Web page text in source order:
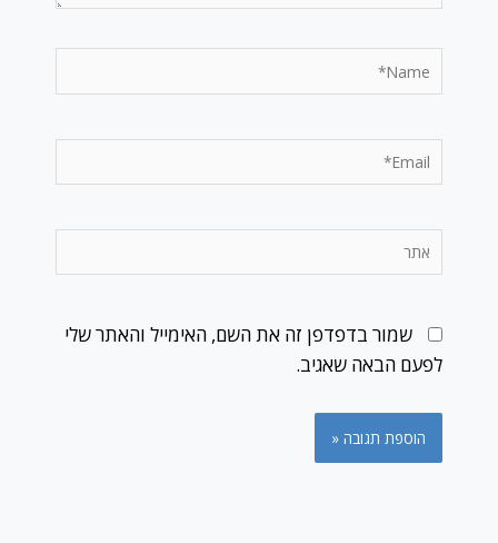
Name*
Email*
אתר
שמור בדפדפן זה את השם, האימייל והאתר שלי
לפעם הבאה שאגיב.